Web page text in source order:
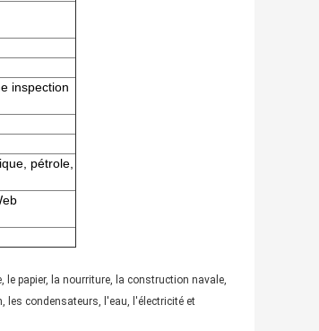
inspection
pétrole,
papier, la nourriture, la construction navale,
les condensateurs, l'eau, l'électricité et